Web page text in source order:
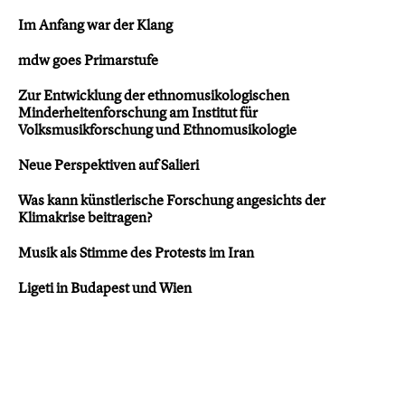
Im Anfang war der Klang
mdw goes Primarstufe
Zur Entwicklung der ethnomusikologischen
Minderheitenforschung am Institut für
Volksmusikforschung und Ethnomusikologie
Neue Perspektiven auf Salieri
Was kann künstlerische Forschung angesichts der
Klimakrise beitragen?
Musik als Stimme des Protests im Iran
Ligeti in Budapest und Wien